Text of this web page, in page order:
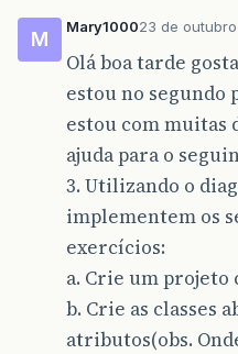
M
Mary100023 de
Olá boa tarde
estou no segundo
estou com muitas
ajuda para o
3. Utilizando o
implementem os
exercícios:
a. Crie um
b. Crie as classes
atributos(obs.